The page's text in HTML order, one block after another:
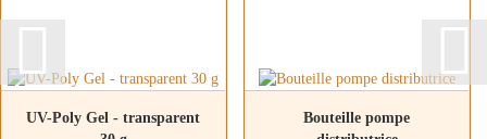
UV-Poly Gel - transparent
Bouteille pompe